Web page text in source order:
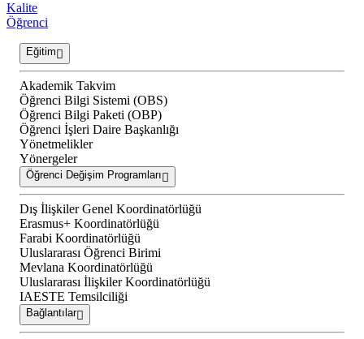
Kalite
Öğrenci
Eğitim
Akademik Takvim
Öğrenci Bilgi Sistemi (OBS)
Öğrenci Bilgi Paketi (OBP)
Öğrenci İşleri Daire Başkanlığı
Yönetmelikler
Yönergeler
Öğrenci Değişim Programları
Dış İlişkiler Genel Koordinatörlüğü
Erasmus+ Koordinatörlüğü
Farabi Koordinatörlüğü
Uluslararası Öğrenci Birimi
Mevlana Koordinatörlüğü
Uluslararası İlişkiler Koordinatörlüğü
IAESTE Temsilciliği
Bağlantılar